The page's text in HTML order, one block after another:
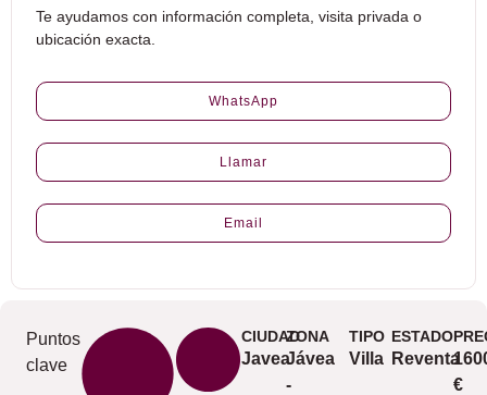
Te ayudamos con información completa, visita privada o
ubicación exacta.
WhatsApp
Llamar
Email
Puntos
clave
CIUDAD
Javea
ZONA
Jávea
-
TIPO
Villa
ESTADO
Reventa
€